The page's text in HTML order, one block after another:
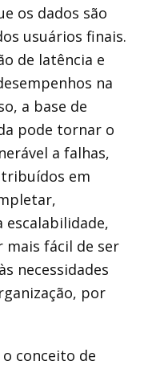
os dados são
usuários finais.
de latência e
na
a base de
pode tornar o
a falhas,
em
escalabilidade,
mais fácil de ser
necessidades
por
conceito de